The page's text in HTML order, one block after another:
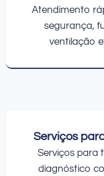
Atendimento
segurança,
ventilação
Serviços
Serviços para
diagnóstico